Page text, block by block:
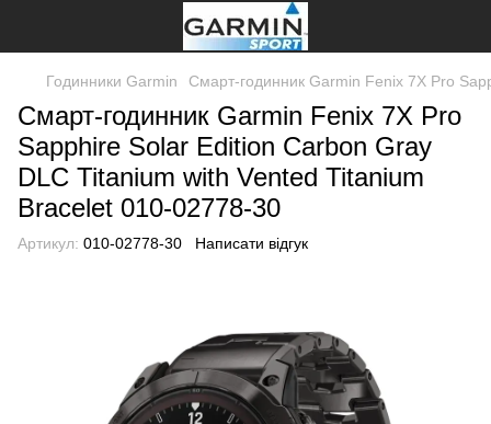
Годинники Garmin Смарт-годинник Garmin Fenix 7X Pro
Смарт-годинник Garmin Fenix 7X Pro
Sapphire Solar Edition Carbon Gray
DLC Titanium with Vented Titanium
Bracelet 010-02778-30
Артикул: 010-02778-30 Написати відгук